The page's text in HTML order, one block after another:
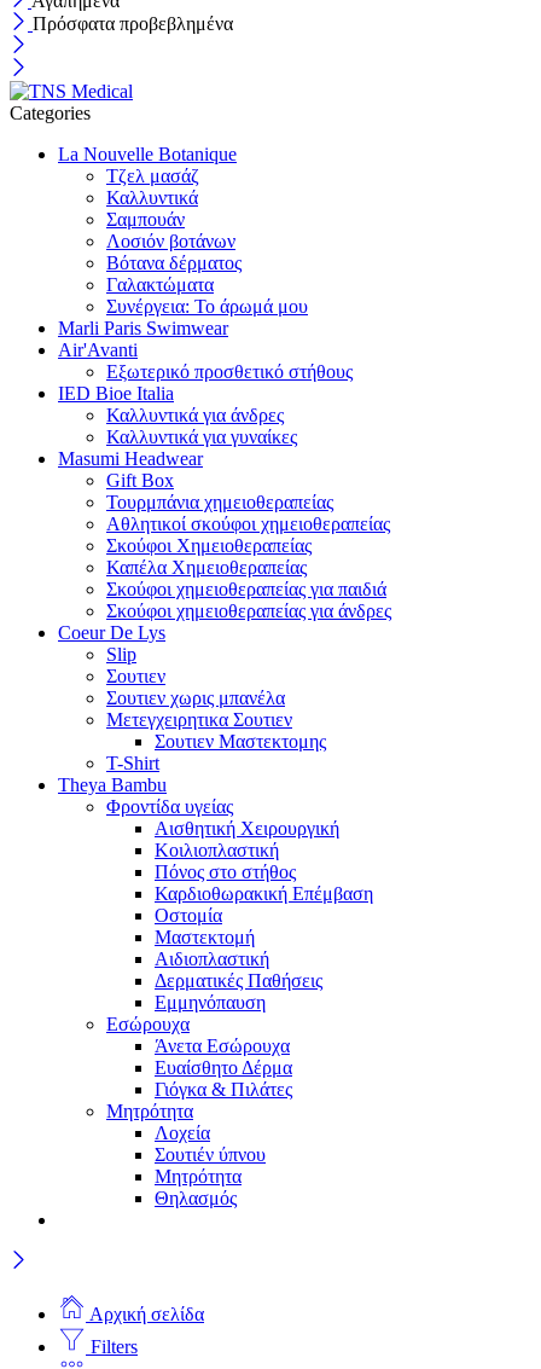
Πρόσφατα προβεβλημένα
Categories
La Nouvelle Botanique
Τζελ μασάζ
Καλλυντικά
Σαμπουάν
Λοσιόν βοτάνων
Βότανα δέρματος
Γαλακτώματα
Συνέργεια: Το άρωμά μου
Marli Paris Swimwear
Air'Avanti
Εξωτερικό προσθετικό στήθους
IED Bioe Italia
Καλλυντικά για άνδρες
Καλλυντικά για γυναίκες
Masumi Headwear
Gift Box
Τουρμπάνια χημειοθεραπείας
Αθλητικοί σκούφοι χημειοθεραπείας
Σκούφοι Χημειοθεραπείας
Καπέλα Χημειοθεραπείας
Σκούφοι χημειοθεραπείας για παιδιά
Σκούφοι χημειοθεραπείας για άνδρες
Coeur De Lys
Slip
Σουτιεν
Σουτιεν χωρις μπανέλα
Μετεγχειρητικα Σουτιεν
Σουτιεν Μαστεκτομης
T-Shirt
Theya Bambu
Φροντίδα υγείας
Αισθητική Χειρουργική
Κοιλιοπλαστική
Πόνος στο στήθος
Καρδιοθωρακική Επέμβαση
Οστομία
Μαστεκτομή
Αιδιοπλαστική
Δερματικές Παθήσεις
Εμμηνόπαυση
Εσώρουχα
Άνετα Εσώρουχα
Ευαίσθητο Δέρμα
Γιόγκα & Πιλάτες
Μητρότητα
Λοχεία
Σουτιέν ύπνου
Μητρότητα
Θηλασμός
Αρχική σελίδα
Filters